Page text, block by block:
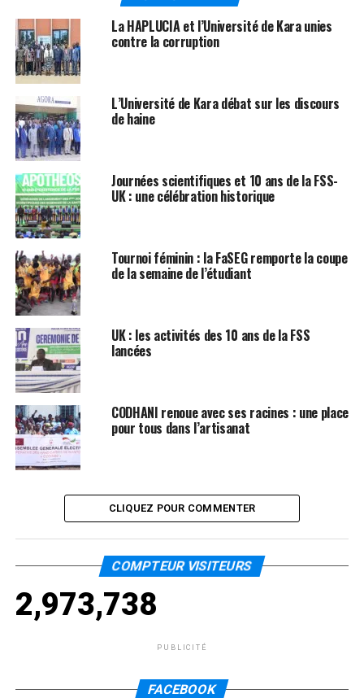
La HAPLUCIA et l’Université de Kara unies
contre la corruption
L’Université de Kara débat sur les discours
de haine
Journées scientifiques et 10 ans de la FSS-
UK : une célébration historique
Tournoi féminin : la FaSEG remporte la coupe
de la semaine de l’étudiant
UK : les activités des 10 ans de la FSS
lancées
CODHANI renoue avec ses racines : une place
pour tous dans l’artisanat
CLIQUEZ POUR COMMENTER
COMPTEUR VISITEURS
2,973,738
PUBLICITÉ
FACEBOOK